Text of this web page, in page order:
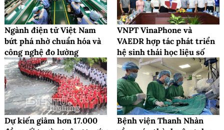
Ngành điện tử Việt Nam
bứt phá nhờ chuẩn hóa và
công nghệ đo lường
VNPT VinaPhone và
VAEDR hợp tác phát triển
hệ sinh thái học liệu số
Dự kiến giảm hơn 17.000
Bệnh viện Thanh Nhàn